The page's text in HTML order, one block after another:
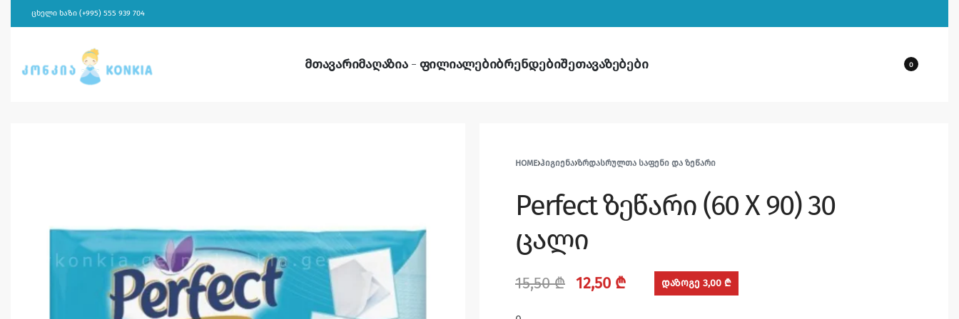
ცხელი ხაზი (+995) 555 939 704
მთავარიმაღაზია ფილიალებიბრენდებიშეთავაზებები 0
HOME›ᲰᲘᲒᲘᲔᲜᲐ›ᲖᲠᲓᲐᲡᲠᲣᲚᲗᲐ ᲡᲐᲤᲔᲜᲘ ᲓᲐ ᲖᲔᲬᲐᲠᲘ
Perfect ზეწარი (60 X 90) 30
ცალი
15,50₾ 12,50 ₾ დაზოგე 3,00 ₾